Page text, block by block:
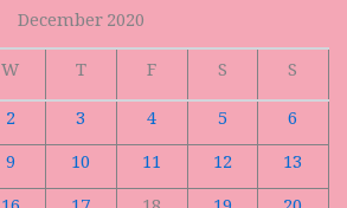
December 2020
W T F S
S
2 3 4 5
6
9 10 11 12
13